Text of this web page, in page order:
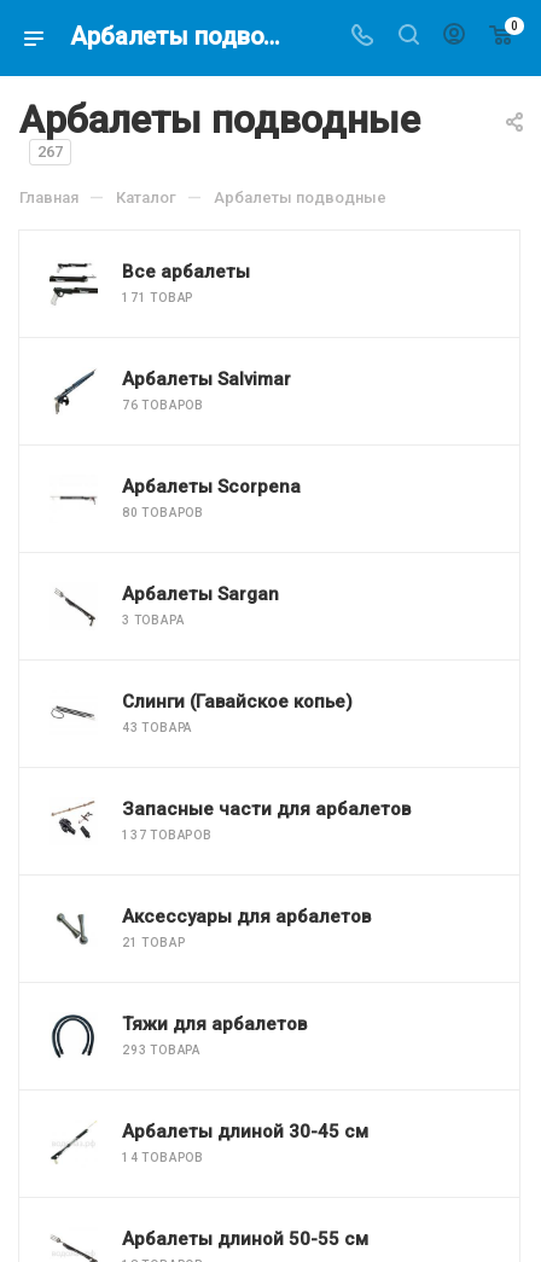
Арбалеты подводные купить в магазине подводной охоты - Водолаз.РФ - 0
Арбалеты подводные
267
Главная — Каталог — Арбалеты подводные
Все арбалеты
171 ТОВАР
Арбалеты Salvimar
76 ТОВАРОВ
Арбалеты Scorpena
80 ТОВАРОВ
Арбалеты Sargan
3 ТОВАРА
Слинги (Гавайское копье)
43 ТОВАРА
Запасные части для арбалетов
137 ТОВАРОВ
Аксессуары для арбалетов
21 ТОВАР
Тяжи для арбалетов
293 ТОВАРА
Арбалеты длиной 30-45 см
14 ТОВАРОВ
Арбалеты длиной 50-55 см